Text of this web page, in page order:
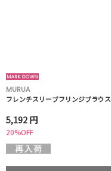
MURUA
フレンチスリーブフリンジブラウス
5,192 円
20%OFF